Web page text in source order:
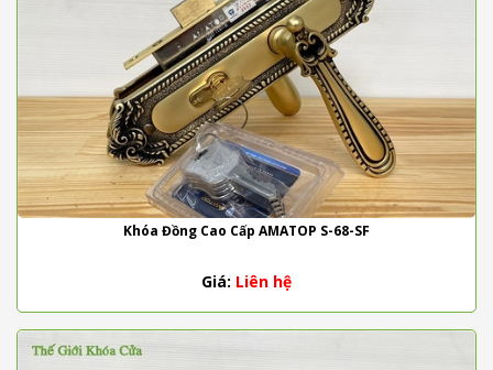
Khóa Đồng Cao Cấp AMATOP S-68-SF
Giá: Liên hệ